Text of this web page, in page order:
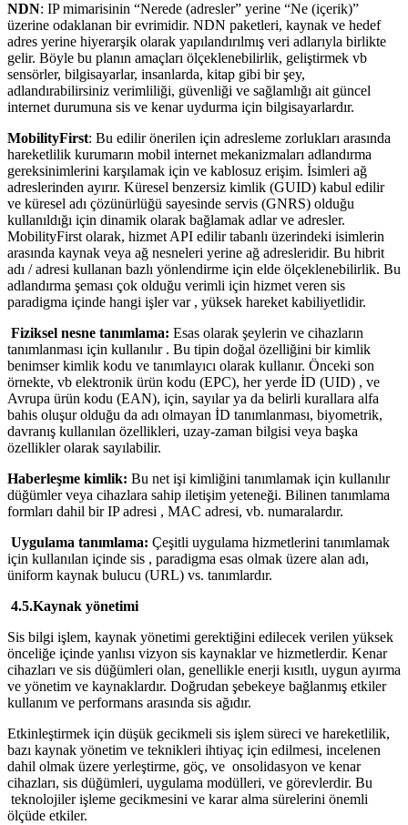
NDN: IP mimarisinin “Nerede (adresler” yerine “Ne (içerik)”
üzerine odaklanan bir evrimidir. NDN paketleri, kaynak ve hedef
adres yerine hiyerarşik olarak yapılandırılmış veri adlarıyla birlikte
gelir. Böyle bu planın amaçları ölçeklenebilirlik, geliştirmek vb
sensörler, bilgisayarlar, insanlarda, kitap gibi bir şey,
adlandırabilirsiniz verimliliği, güvenliği ve sağlamlığı ait güncel
internet durumuna sis ve kenar uydurma için bilgisayarlardır.
MobilityFirst: Bu edilir önerilen için adresleme zorlukları arasında
hareketlilik kurumarın mobil internet mekanizmaları adlandırma
gereksinimlerini karşılamak için ve kablosuz erişim. İsimleri ağ
adreslerinden ayırır. Küresel benzersiz kimlik (GUID) kabul edilir
ve küresel adı çözünürlüğü sayesinde servis (GNRS) olduğu
kullanıldığı için dinamik olarak bağlamak adlar ve adresler.
MobilityFirst olarak, hizmet API edilir tabanlı üzerindeki isimlerin
arasında kaynak veya ağ nesneleri yerine ağ adresleridir. Bu hibrit
adı / adresi kullanan bazlı yönlendirme için elde ölçeklenebilirlik. Bu
adlandırma şeması çok olduğu verimli için hizmet veren sis
paradigma içinde hangi işler var , yüksek hareket kabiliyetlidir.
Fiziksel nesne tanımlama: Esas olarak şeylerin ve cihazların
tanımlanması için kullanılır . Bu tipin doğal özelliğini bir kimlik
benimser kimlik kodu ve tanımlayıcı olarak kullanır. Önceki son
örnekte, vb elektronik ürün kodu (EPC), her yerde İD (UID) , ve
Avrupa ürün kodu (EAN), için, sayılar ya da belirli kurallara alfa
bahis oluşur olduğu da adı olmayan İD tanımlanması, biyometrik,
davranış kullanılan özellikleri, uzay-zaman bilgisi veya başka
özellikler olarak sayılabilir.
Haberleşme kimlik: Bu net işi kimliğini tanımlamak için kullanılır
düğümler veya cihazlara sahip iletişim yeteneği. Bilinen tanımlama
formları dahil bir IP adresi , MAC adresi, vb. numaralardır.
Uygulama tanımlama: Çeşitli uygulama hizmetlerini tanımlamak
için kullanılan içinde sis , paradigma esas olmak üzere alan adı,
üniform kaynak bulucu (URL) vs. tanımlardır.
4.5.Kaynak yönetimi
Sis bilgi işlem, kaynak yönetimi gerektiğini edilecek verilen yüksek
önceliğe içinde yanlısı vizyon sis kaynaklar ve hizmetlerdir. Kenar
cihazları ve sis düğümleri olan, genellikle enerji kısıtlı, uygun ayırma
ve yönetim ve kaynaklardır. Doğrudan şebekeye bağlanmış etkiler
kullanım ve performans arasında sis ağıdır.
Etkinleştirmek için düşük gecikmeli sis işlem süreci ve hareketlilik,
bazı kaynak yönetim ve teknikleri ihtiyaç için edilmesi, incelenen
dahil olmak üzere yerleştirme, göç, ve onsolidasyon ve kenar
cihazları, sis düğümleri, uygulama modülleri, ve görevlerdir. Bu
teknolojiler işleme gecikmesini ve karar alma sürelerini önemli
ölçüde etkiler.